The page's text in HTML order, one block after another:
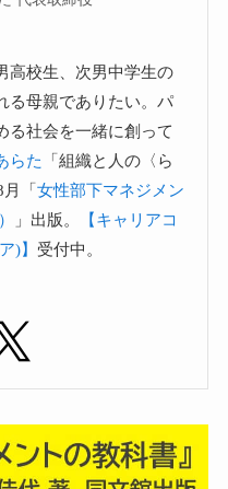
高校生、次男中学生の
る母親でありたい。パ
る社会を一緒に創って
らた
「組織と人の〈ら
月「女性部下マネジメン
」出版。
【キャリアコ
)】 受付中。